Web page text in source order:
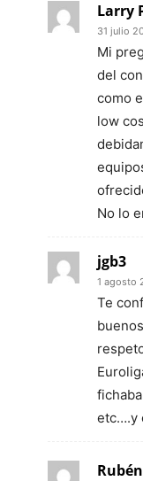
Larry
31 julio
Mi
del
como
low
No lo
jgb3
1 agosto
Te
etc….y
Rubén